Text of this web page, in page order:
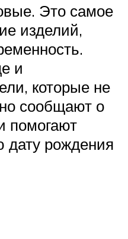
Это самое
изделий,
и
которые не
сообщают о
помогают
дату рождения